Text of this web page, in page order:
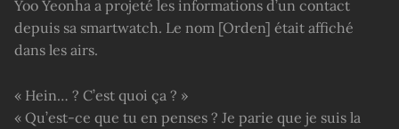
Yoo Yeonha a projeté les informations d’un contact
depuis sa smartwatch. Le nom [Orden] était affiché
dans les airs.
« Hein… ? C’est quoi ça ? »
« Qu’est-ce que tu en penses ? Je parie que je suis la